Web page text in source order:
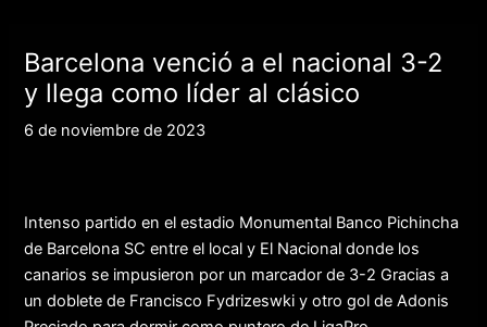
contenido
Barcelona venció a el nacional 3-2
y llega como líder al clásico
6 de noviembre de 2023
Intenso partido en el estadio Monumental Banco Pichincha
de Barcelona SC entre el local y El Nacional donde los
canarios se impusieron por un marcador de 3-2 Gracias a
un doblete de Francisco Fydrizeswki y otro gol de Adonis